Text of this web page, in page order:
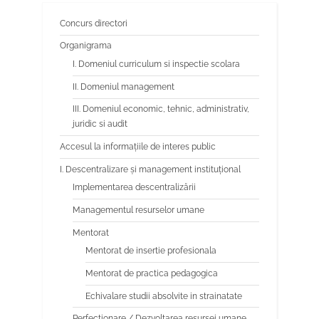
Concurs directori
Organigrama
I. Domeniul curriculum si inspectie scolara
II. Domeniul management
III. Domeniul economic, tehnic, administrativ,
juridic si audit
Accesul la informațiile de interes public
I. Descentralizare și management instituțional
Implementarea descentralizării
Managementul resurselor umane
Mentorat
Mentorat de insertie profesionala
Mentorat de practica pedagogica
Echivalare studii absolvite in strainatate